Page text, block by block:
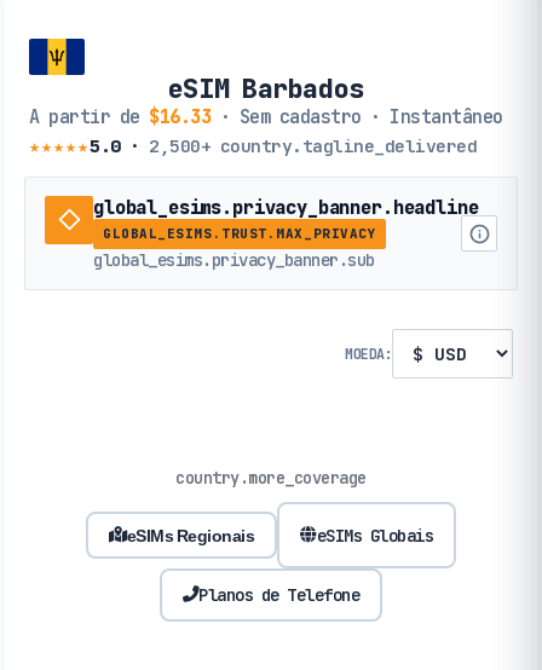
eSIM Barbados
A partir de $16.33· Sem cadastro · Instantâneo
★★★★★5.0· 2,500+ country.tagline_delivered
global_esims.privacy_banner.headline
GLOBAL_ESIMS.TRUST.MAX_PRIVACY
global_esims.privacy_banner.sub
MOEDA:
country.more_coverage
eSIMs Regionais eSIMs Globais
Planos de Telefone